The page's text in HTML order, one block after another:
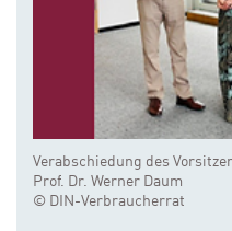
Verabschiedung des
Prof. Dr. Werner Daum
© DIN-Verbraucherrat